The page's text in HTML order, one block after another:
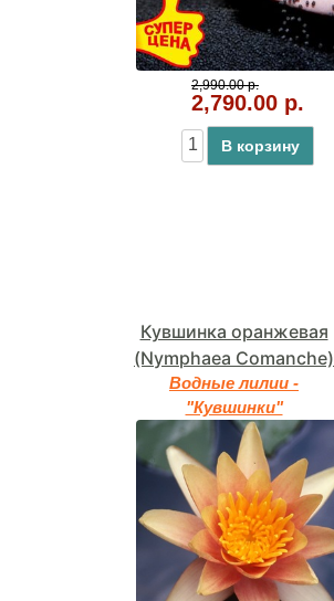
2,990.00 р.
2,790.00 р.
В корзину
Кувшинка оранжевая
(Nymphaea Comanche)
Водные лилии -
"Кувшинки"